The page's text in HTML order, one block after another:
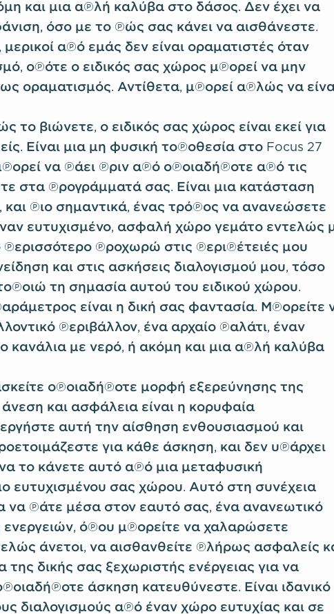
και μια απλή καλύβα στο δάσος. Δεν έχει να
όσο με το πώς σας κάνει να αισθάνεστε.
από εμάς δεν είναι οραματιστές όταν
οπότε ο ειδικός σας χώρος μπορεί να μην
οραματισμός. Αντίθετα, μπορεί απλώς να
το βιώνετε, ο ειδικός σας χώρος είναι εκεί για
Είναι μια μη φυσική τοποθεσία στο Focus 27
να πάει πριν από οποιαδήποτε από τις
στα προγράμματά σας. Είναι μια κατάσταση
και πιο σημαντικά, ένας τρόπος να ανανεώσετε
ευτυχισμένο, ασφαλή χώρο γεμάτο εντελώς
περισσότερο προχωρώ στις περιπέτειές μου
και στις ασκήσεις διαλογισμού μου, τόσο
τη σημασία αυτού του ειδικού χώρου.
είναι η δική σας φαντασία. Μπορείτε
περιβάλλον, ένα αρχαίο παλάτι, έναν
κανάλια με νερό, ή ακόμη και μια απλή καλύβα
οποιαδήποτε μορφή εξερεύνησης της
και ασφάλεια είναι η κορυφαία
αυτή την αίσθηση ενθουσιασμού και
για κάθε άσκηση, και δεν υπάρχει
το κάνετε αυτό από μια μεταφυσική
ευτυχισμένου σας χώρου. Αυτό στη συνέχεια
να πάτε μέσα στον εαυτό σας, ένα ανανεωτικό
όπου μπορείτε να χαλαρώσετε
άνετοι, να αισθανθείτε πλήρως ασφαλείς
δικής σας ξεχωριστής ενέργειας για να
άσκηση κατευθύνεστε. Είναι ιδανικό
διαλογισμούς από έναν χώρο ευτυχίας και σε